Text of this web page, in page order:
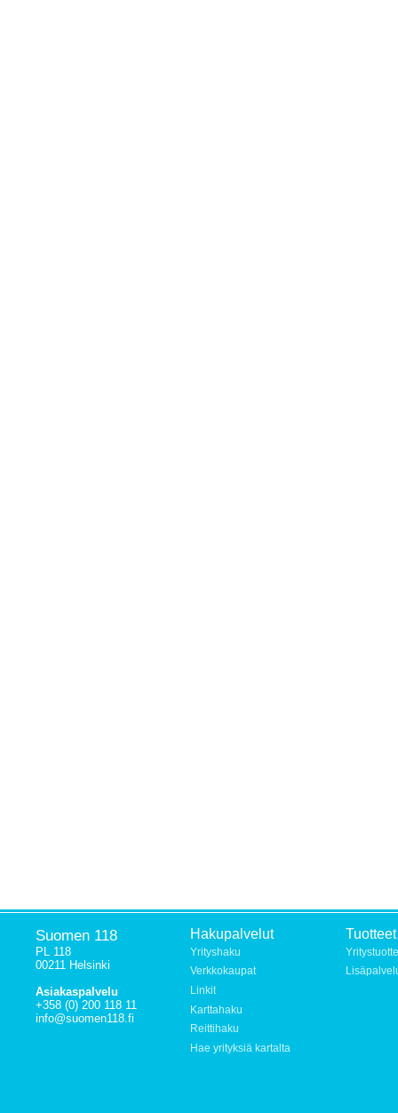
Suomen 118
PL 118
00211 Helsinki
Asiakaspalvelu
+358 (0) 200 118 11
info@suomen118.fi
Hakupalvelut
Yrityshaku
Verkkokaupat
Linkit
Karttahaku
Reittihaku
Hae yrityksiä kartalta